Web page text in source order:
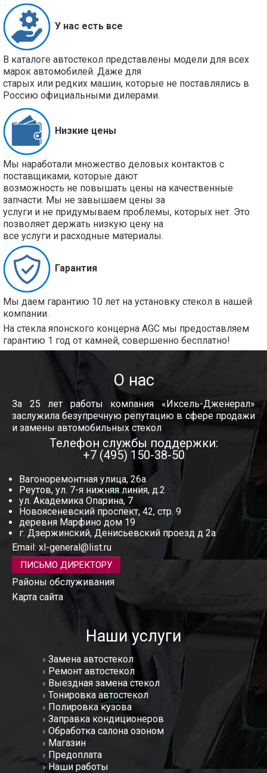
У нас есть все
В каталоге автостекол представлены модели для всех
марок автомобилей. Даже для
старых или редких машин, которые не поставлялись в
Россию официальными дилерами.
Низкие цены
Мы наработали множество деловых контактов с
поставщиками, которые дают
возможность не повышать цены на качественные
запчасти. Мы не завышаем цены за
услуги и не придумываем проблемы, которых нет. Это
позволяет держать низкую цену на
все услуги и расходные материалы.
Гарантия
Мы даем гарантию 10 лет на установку стекол в нашей
компании.
На стекла японского концерна AGC мы предоставляем
гарантию 1 год от камней, совершенно бесплатно!
О нас
За 25 лет работы компания «Иксель-Дженерал»
заслужила безупречную репутацию в сфере продажи
и замены автомобильных стекол
Телефон службы поддержки:
+7 (495) 150-38-50
Вагоноремонтная улица, 26а
Реутов, ул. 7-я нижняя линия, д.2
ул. Академика Опарина, 7
Новоясеневский проспект, 42, стр. 9
деревня Марфино дом 19
г. Дзержинский, Денисьевский проезд д 2а
Email: xl-general@list.ru
ПИСЬМО ДИРЕКТОРУ
Районы обслуживания
Карта сайта
Наши услуги
Замена автостекол
Ремонт автостекол
Выездная замена стекол
Тонировка автостекол
Полировка кузова
Заправка кондиционеров
Обработка салона озоном
Магазин
Предоплата
Наши работы